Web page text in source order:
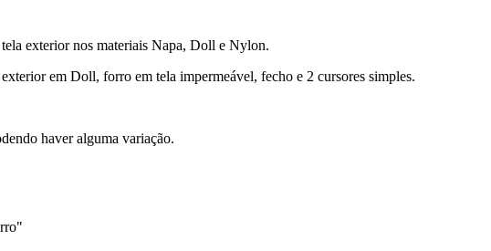
exterior nos materiais Napa, Doll e Nylon.
em Doll, forro em tela impermeável, fecho e 2 cursores simples.
haver alguma variação.